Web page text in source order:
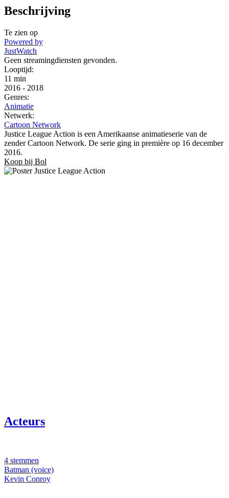
Beschrijving
Te zien op
Powered by
JustWatch
Geen streamingdiensten gevonden.
Looptijd:
11 min
2016 - 2018
Genres:
Animatie
Netwerk:
Cartoon Network
Justice League Action is een Amerikaanse animatieserie van de
zender Cartoon Network. De serie ging in première op 16 december
2016.
Koop bij Bol
Acteurs
4 stemmen
Batman (voice)
Kevin Conroy